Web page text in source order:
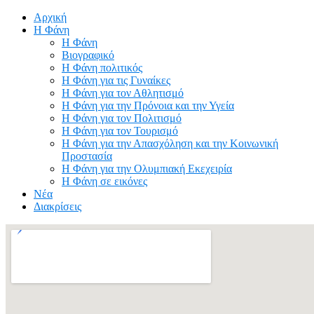
Αρχική
Η Φάνη
Η Φάνη
Βιογραφικό
Η Φάνη πολιτικός
Η Φάνη για τις Γυναίκες
Η Φάνη για τον Αθλητισμό
Η Φάνη για την Πρόνοια και την Υγεία
Η Φάνη για τον Πολιτισμό
Η Φάνη για τον Τουρισμό
Η Φάνη για την Απασχόληση και την Κοινωνική
Προστασία
Η Φάνη για την Ολυμπιακή Εκεχειρία
Η Φάνη σε εικόνες
Νέα
Διακρίσεις